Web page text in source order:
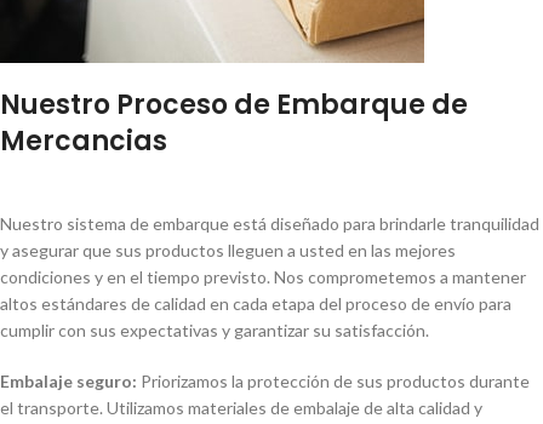
Nuestro Proceso de Embarque de
Mercancias
Nuestro sistema de embarque está diseñado para brindarle tranquilidad
y asegurar que sus productos lleguen a usted en las mejores
condiciones y en el tiempo previsto. Nos comprometemos a mantener
altos estándares de calidad en cada etapa del proceso de envío para
cumplir con sus expectativas y garantizar su satisfacción.
Embalaje seguro: Priorizamos la protección de sus productos durante
el transporte. Utilizamos materiales de embalaje de alta calidad y